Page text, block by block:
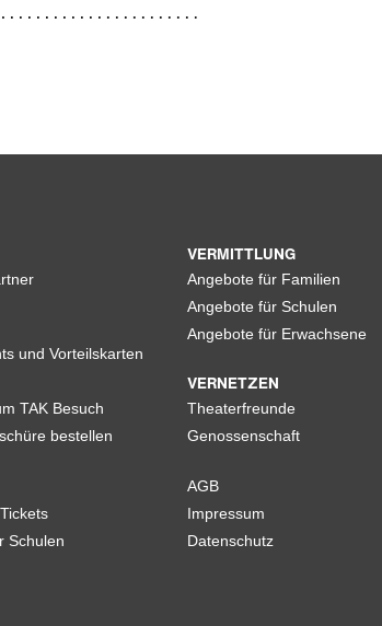
und Vorteilskarten
TAK Besuch
bestellen
Schulen
VERMITTLUNG
Angebote für Familien
Angebote für Schulen
Angebote für Erwachsene
VERNETZEN
Theaterfreunde
Genossenschaft
AGB
Impressum
Datenschutz